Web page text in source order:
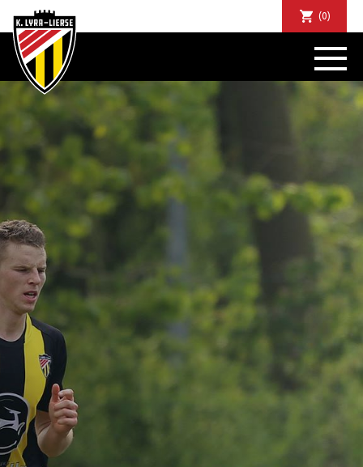
(0)
NIEUWS
DE CLUB
SPORTIEF
SUPPORTERS
ABONNEMENTEN
COMMUNITY
JEUGD
BUSINESS CLUB
CLUBAPP
FAQ
VACATURES
CONTACTEER ONS